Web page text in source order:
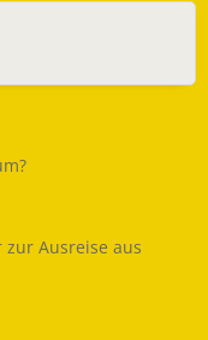
Ausreise aus